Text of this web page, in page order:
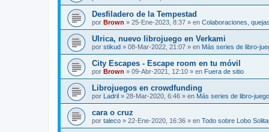
Desfiladero de la Tempestad
por Brown » 25-Ene-2023, 8:37 » en Colaboraciones,
Ulrica, nuevo librojuego en Verkami
por stikud » 08-Mar-2022, 21:07 » en Más series de libro-
City Escapes - Escape room en tu móvil
por Brown » 09-Abr-2021, 12:10 » en Fuera de sitio
Librojuegos en crowdfunding
por Ladril » 28-Mar-2020, 6:46 » en Más series de libro-
cara o cruz
por taleco » 22-Ene-2020, 16:36 » en Todo sobre Lobo